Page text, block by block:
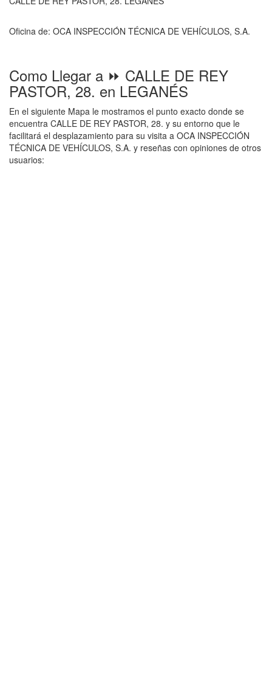
Oficina de: OCA INSPECCIÓN TÉCNICA DE VEHÍCULOS, S.A.
Como Llegar a ⏩ CALLE DE REY
PASTOR, 28. en LEGANÉS
En el siguiente Mapa le mostramos el punto exacto donde se
encuentra CALLE DE REY PASTOR, 28. y su entorno que le
facilitará el desplazamiento para su visita a OCA INSPECCIÓN
TÉCNICA DE VEHÍCULOS, S.A. y reseñas con opiniones de otros
usuarios: